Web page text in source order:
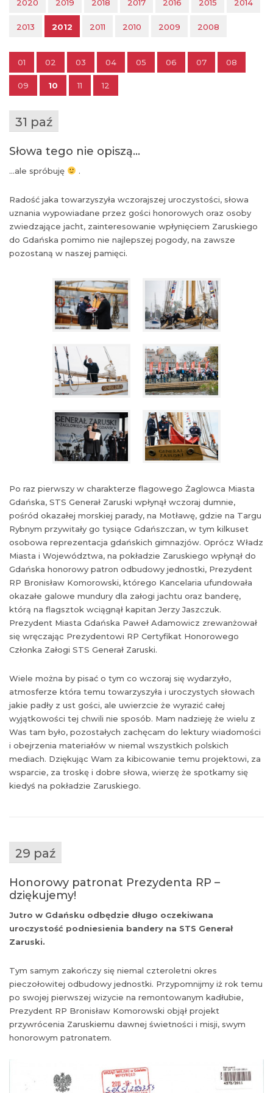
2020 2019 2018 2017 2016 2015 2014
2013 2012 2011 2010 2009 2008
01 02 03 04 05 06 07 08
09 10 11 12
31 paź
Słowa tego nie opiszą…
…ale spróbuję .
Radość jaka towarzyszyła wczorajszej uroczystości, słowa
uznania wypowiadane przez gości honorowych oraz osoby
zwiedzające jacht, zainteresowanie wpłynięciem Zaruskiego
do Gdańska pomimo nie najlepszej pogody, na zawsze
pozostaną w naszej pamięci.
Po raz pierwszy w charakterze flagowego Żaglowca Miasta
Gdańska, STS Generał Zaruski wpłynął wczoraj dumnie,
pośród okazałej morskiej parady, na Motławę, gdzie na Targu
Rybnym przywitały go tysiące Gdańszczan, w tym kilkuset
osobowa reprezentacja gdańskich gimnazjów. Oprócz Władz
Miasta i Województwa, na pokładzie Zaruskiego wpłynął do
Gdańska honorowy patron odbudowy jednostki, Prezydent
RP Bronisław Komorowski, którego Kancelaria ufundowała
okazałe galowe mundury dla załogi jachtu oraz banderę,
którą na flagsztok wciągnął kapitan Jerzy Jaszczuk.
Prezydent Miasta Gdańska Paweł Adamowicz zrewanżował
się wręczając Prezydentowi RP Certyfikat Honorowego
Członka Załogi STS Generał Zaruski.
Wiele można by pisać o tym co wczoraj się wydarzyło,
atmosferze która temu towarzyszyła i uroczystych słowach
jakie padły z ust gości, ale uwierzcie że wyrazić całej
wyjątkowości tej chwili nie sposób. Mam nadzieję że wielu z
Was tam było, pozostałych zachęcam do lektury wiadomości
i obejrzenia materiałów w niemal wszystkich polskich
mediach. Dziękując Wam za kibicowanie temu projektowi, za
wsparcie, za troskę i dobre słowa, wierzę że spotkamy się
kiedyś na pokładzie Zaruskiego.
29 paź
Honorowy patronat Prezydenta RP –
dziękujemy!
Jutro w Gdańsku odbędzie długo oczekiwana
uroczystość podniesienia bandery na STS Generał
Zaruski.
Tym samym zakończy się niemal czteroletni okres
pieczołowitej odbudowy jednostki. Przypomnijmy iż rok temu
po swojej pierwszej wizycie na remontowanym kadłubie,
Prezydent RP Bronisław Komorowski objął projekt
przywrócenia Zaruskiemu dawnej świetności i misji, swym
honorowym patronatem.